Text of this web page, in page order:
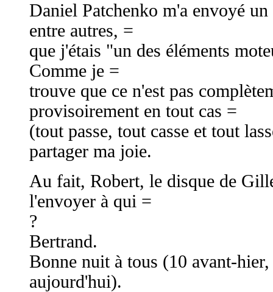
Daniel Patchenko m'a envoyé
entre autres, =
que j'étais "un des éléments
Comme je =
trouve que ce n'est pas
provisoirement en tout cas =
(tout passe, tout casse et tout
partager ma joie.
Au fait, Robert, le disque de
l'envoyer à qui =
?
Bertrand.
Bonne nuit à tous (10 avant-
aujourd'hui).